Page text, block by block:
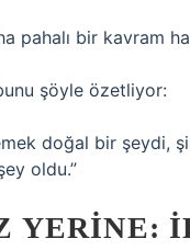
pahalı bir kavram
şöyle özetliyor:
doğal bir şeydi,
oldu.”
YERINE: